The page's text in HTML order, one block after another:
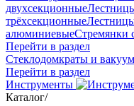
двухсекционные
трёхсекционные
алюминиевыеСтремянки
Перейти в раздел
Стеклодомкраты и
Перейти в раздел
Инструменты
Каталог/